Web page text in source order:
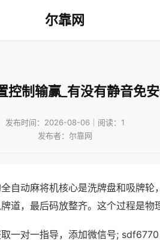
尔靠网
控制输赢_有没有静音免
发布时间：2026-08-06｜阅读：1
发布者：尔靠网
自动麻将机核心是洗牌盘和吸牌轮
道，最后码放整齐。这个过程是物
一对一指导，添加微信号; sdf6770